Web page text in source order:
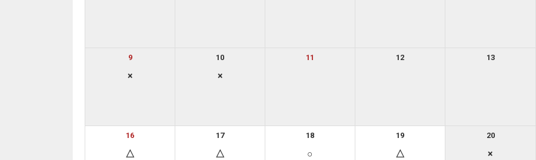
9
×
10
×
11 12 13
16
△
17
△
18
○
19
△
20
×